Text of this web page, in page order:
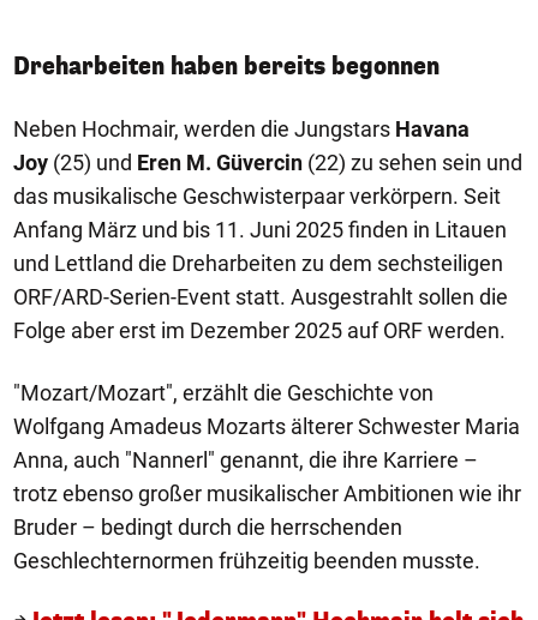
Dreharbeiten haben bereits begonnen
Neben Hochmair, werden die Jungstars Havana
Joy (25) und Eren M. Güvercin (22) zu sehen sein und
das musikalische Geschwisterpaar verkörpern. Seit
Anfang März und bis 11. Juni 2025 finden in Litauen
und Lettland die Dreharbeiten zu dem sechsteiligen
ORF/ARD-Serien-Event statt. Ausgestrahlt sollen die
Folge aber erst im Dezember 2025 auf ORF werden.
"Mozart/Mozart", erzählt die Geschichte von
Wolfgang Amadeus Mozarts älterer Schwester Maria
Anna, auch "Nannerl" genannt, die ihre Karriere –
trotz ebenso großer musikalischer Ambitionen wie ihr
Bruder – bedingt durch die herrschenden
Geschlechternormen frühzeitig beenden musste.